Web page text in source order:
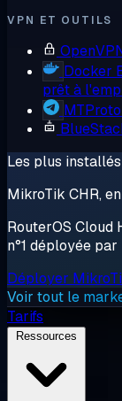
VPN ET OUTILS
Docker
prêt à
Les plus installés
MikroTik CHR,
RouterOS Cloud
n°1 déployée
Déployer
Voir tout le
Tarifs